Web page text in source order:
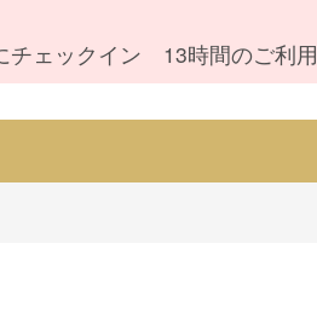
チェックイン 13時間のご利用